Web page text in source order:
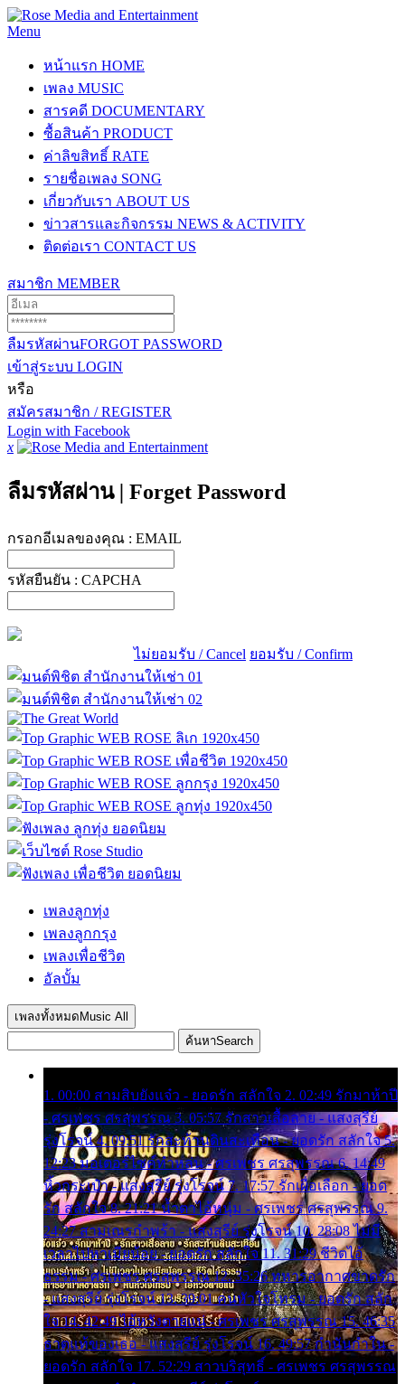
Menu
หน้าแรก HOME
เพลง MUSIC
สารคดี DOCUMENTARY
ซื้อสินค้า PRODUCT
ค่าลิขสิทธิ์ RATE
รายชื่อเพลง SONG
เกี่ยวกับเรา ABOUT US
ข่าวสารและกิจกรรม NEWS & ACTIVITY
ติดต่อเรา CONTACT US
สมาชิก MEMBER
ลืมรหัสผ่านFORGOT PASSWORD
เข้าสู่ระบบ LOGIN
หรือ
สมัครสมาชิก / REGISTER
Login with Facebook
x
ลืมรหัสผ่าน | Forget Password
กรอกอีเมลของคุณ : EMAIL
รหัสยืนยัน : CAPCHA
ไม่ยอมรับ / Cancel ยอมรับ / Confirm
เพลงลูกทุ่ง
เพลงลูกกรุง
เพลงเพื่อชีวิต
อัลบั้ม
เพลงทั้งหมด Music All
ค้นหาSearch
1. 00:00 สามสิบยังแจ๋ว - ยอดรัก สลักใจ 2. 02:49 รักมาห้าปี
- ศรเพชร ศรสุพรรณ 3. 05:57 รักสาวเสื้อลาย - แสงสุรีย์
รุ่งโรจน์ 4. 09:51 รักสะท้านดินสะเทือน - ยอดรัก สลักใจ 5.
12:23 มอเตอร์ไซค์ทำหล่น - ศรเพชร ศรสุพรรณ 6. 14:49
หิ้วกระเป๋า - แสงสุรีย์ รุ่งโรจน์ 7. 17:57 รักเผื่อเลือก - ยอด
รัก สลักใจ 8. 21:21 น้ำตาไอ้หนุ่ม - ศรเพชร ศรสุพรรณ 9.
24:27 สามเณรกำพร้า - แสงสุรีย์ รุ่งโรจน์ 10. 28:08 ไม่มี
เวลาไปหาเมียน้อย - ยอดรัก สลักใจ 11. 31:29 ชีวิตไอ้
ธรรม - ศรเพชร ศรสุพรรณ 12. 35:26 ทหารอากาศขาดรัก
- แสงสุรีย์ รุ่งโรจน์ 13. 39:01 คนหัวใจโทรม - ยอดรัก สลัก
ใจ 14. 42:49 ไอ้หวังตายแน่ - ศรเพชร ศรสุพรรณ 15. 46:35
ธาตุแท้ของเธอ - แสงสุรีย์ รุ่งโรจน์ 16. 49:57 กำนันกำใน -
ยอดรัก สลักใจ 17. 52:29 สาวบริสุทธิ์ - ศรเพชร ศรสุพรรณ